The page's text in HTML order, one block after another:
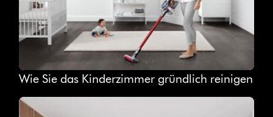
Wie Sie das Kinderzimmer gründlich reinigen